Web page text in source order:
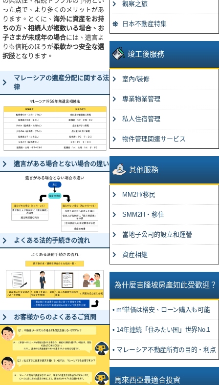
觀察之旅
日本不動産特集
竣工後服務
室內/裝修
專業物業管理
私人住宿管理
物件管理関連サービス
其他服務
MM2H/移民
SMM2H・移住
當地子公司的設立和運營
資産相継
為什麼吉隆坡房產如此受歡迎？
• m²単価は格安、ローン購入も可能
• 14年連続「住みたい国」世界No.1
• マレーシア不動産所有の目的・利点
馬來西亞最適合投資
った点で、より多くのメリットがあ
ります。とくに、 海外に資産をお持
ちの方、相続人が複数いる場合、お
子さまが未成年の場合には、遺言よ
りも信託のほうが柔軟かつ安全な選
択肢となります。
マレーシアの遺産分配に関する法
律
遺言がある場合とない場合の違い
よくある法的手続きの流れ
お客様からのよくあるご質問